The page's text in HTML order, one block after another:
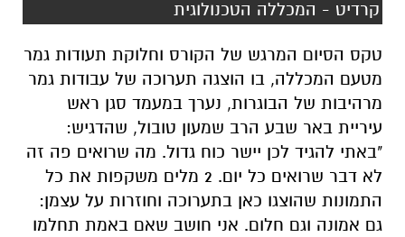
קרדיט - המכללה הטכנולוגית
טקס הסיום המרגש של הקורס וחלוקת תעודות גמר
מטעם המכללה, בו הוצגה תערוכה של עבודות גמר
מרהיבות של הבוגרות, נערך במעמד סגן ראש
עיריית באר שבע הרב שמעון טובול, שהדגיש:
"באתי להגיד לכן יישר כוח גדול. מה שרואים פה זה
לא דבר שרואים כל יום. 2 מלים משקפות את כל
התמונות שהוצגו כאן בתערוכה וחוזרות על עצמן:
גם אמונה וגם חלום. אני חושב שאם באמת תחלמו